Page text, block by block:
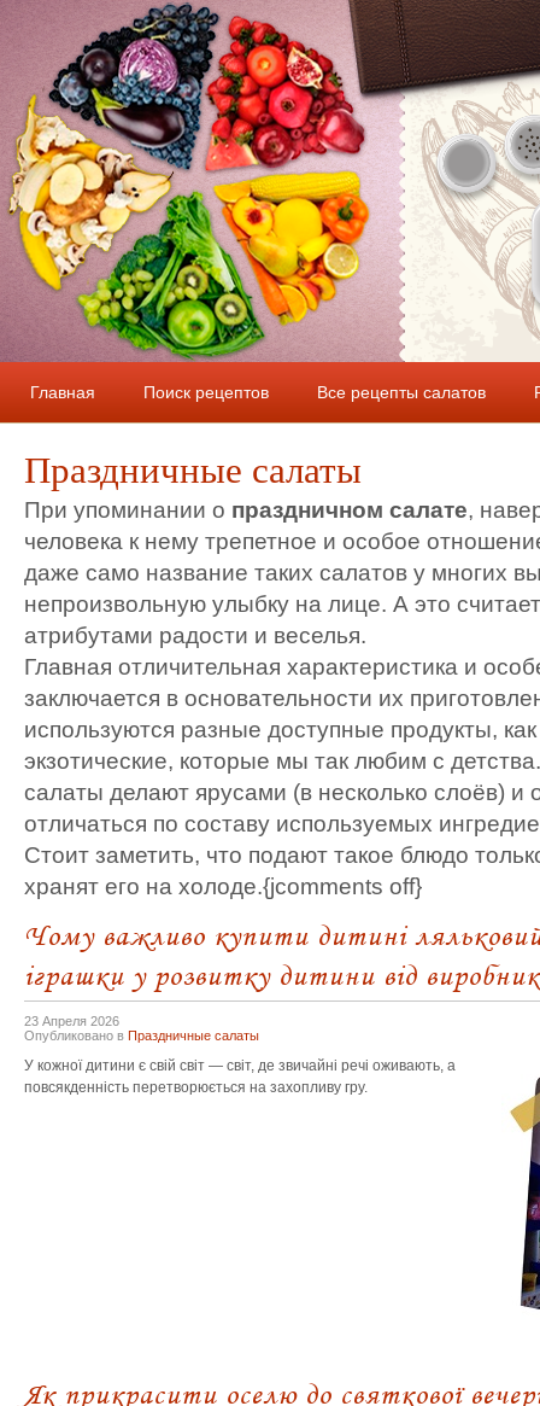
Главная Поиск рецептов Все рецепты салатов
Праздничные салаты
При упоминании о праздничном салате,
человека к нему трепетное и особое
даже само название таких салатов у многих
непроизвольную улыбку на лице. А это
атрибутами радости и веселья.
Главная отличительная характеристика и
заключается в основательности их
используются разные доступные продукты,
экзотические, которые мы так любим с
салаты делают ярусами (в несколько слоёв) и
отличаться по составу используемых
Стоит заметить, что подают такое блюдо
хранят его на холоде.{jcomments off}
Чому важливо купити дитині
іграшки у розвитку дитини від
23 Апреля 2026
Опубликовано в Праздничные салаты
У кожної дитини є свій світ — світ, де звичайні речі оживають, а
повсякденність перетворюється на захопливу гру.
Як прикрасити оселю до святкової